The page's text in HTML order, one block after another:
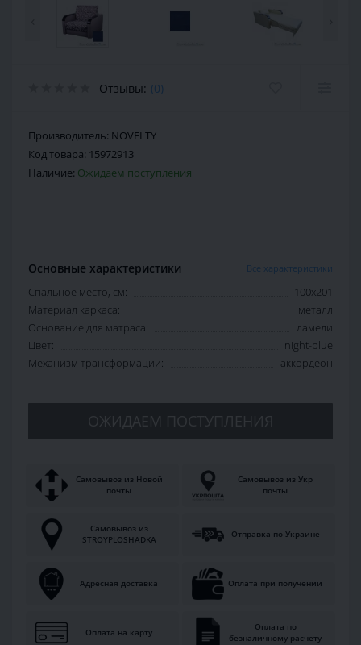
Отзывы: (0)
Производитель: NOVELTY
Код товара: 15972913
Наличие: Ожидаем поступления
Основные характеристики Все характеристики
Спальное место, см:
100х201
Материал каркаса:
металл
Основание для матраса:
ламели
Цвет:
night-blue
Механизм трансформации:
аккордеон
ОЖИДАЕМ ПОСТУПЛЕНИЯ
Самовывоз из Новой
почты
Самовывоз из Укр
почты
Самовывоз из
STROYPLOSHADKA
Отправка по Украине
Адресная доставка Оплата при получении
Оплата на карту
Оплата по
безналичному расчету